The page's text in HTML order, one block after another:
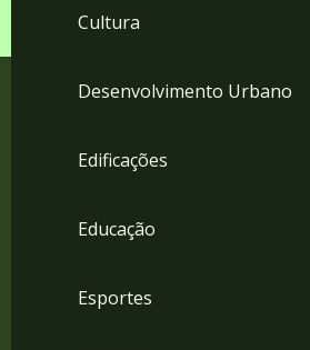
Cultura
Desenvolvimento Urbano
Edificações
Educação
Esportes